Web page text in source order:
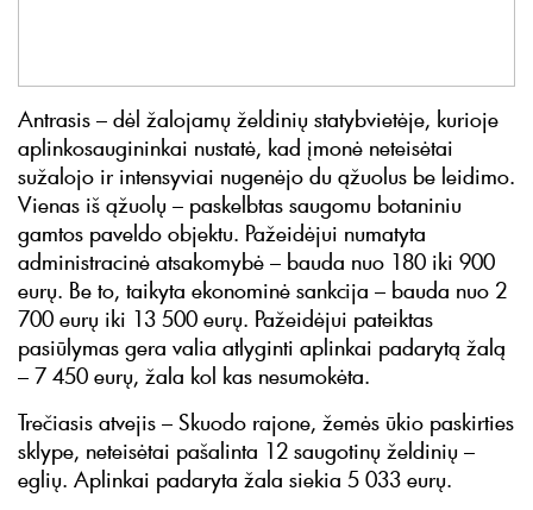
Antrasis – dėl žalojamų želdinių statybvietėje, kurioje
aplinkosaugininkai nustatė, kad įmonė neteisėtai
sužalojo ir intensyviai nugenėjo du ąžuolus be leidimo.
Vienas iš ąžuolų – paskelbtas saugomu botaniniu
gamtos paveldo objektu. Pažeidėjui numatyta
administracinė atsakomybė – bauda nuo 180 iki 900
eurų. Be to, taikyta ekonominė sankcija – bauda nuo 2
700 eurų iki 13 500 eurų. Pažeidėjui pateiktas
pasiūlymas gera valia atlyginti aplinkai padarytą žalą
– 7 450 eurų, žala kol kas nesumokėta.
Trečiasis atvejis – Skuodo rajone, žemės ūkio paskirties
sklype, neteisėtai pašalinta 12 saugotinų želdinių –
eglių. Aplinkai padaryta žala siekia 5 033 eurų.